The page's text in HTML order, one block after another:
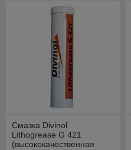
Смазка Divinol
Lithogrease G 421
(высококачественная